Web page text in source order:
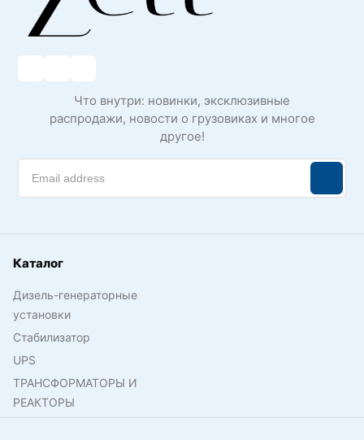
Что внутри: новинки, эксклюзивные
распродажи, новости о грузовиках и многое
другое!
Каталог
Дизель-генераторные
установки
Стабилизатор
UPS
ТРАНСФОРМАТОРЫ И
РЕАКТОРЫ